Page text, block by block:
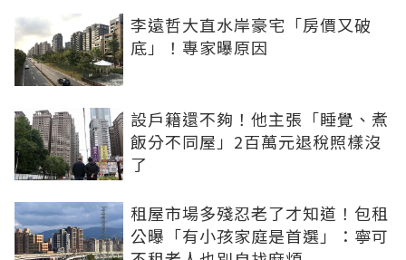
李遠哲大直水岸豪宅「房價又破
底」！專家曝原因
設戶籍還不夠！他主張「睡覺、煮
飯分不同屋」2百萬元退稅照樣沒
了
租屋市場多殘忍老了才知道！包租
公曝「有小孩家庭是首選」：寧可